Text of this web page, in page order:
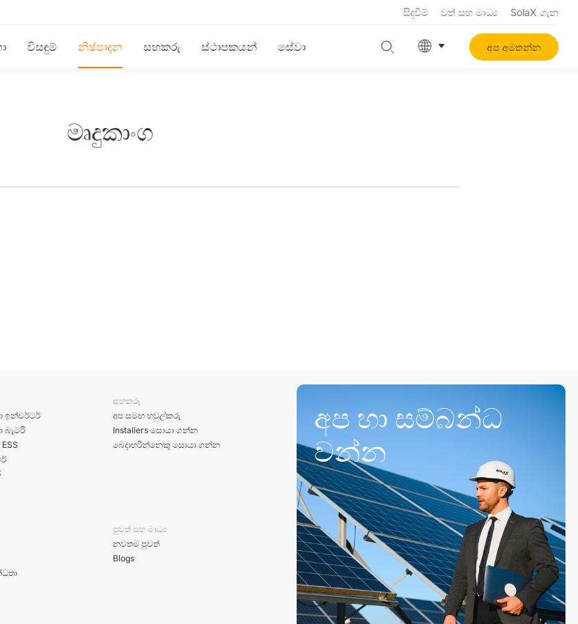
සිදුවීම් වත් සහ මාධ්‍ය SolaX ගැන
විසඳුම් නිෂ්පාදන සහකරු ස්ථාපකයන් සේවා අප අමතන්න
මෘදුකාංග
ඉන්වර්ටර්
බැටරි
සහකරු
අප සමඟ හවුල්කරු
Installers සොයා ගන්න
බෙදාහරින්නෙකු සොයා ගන්න
පුවත් සහ මාධ්‍ය
නවතම පුවත්
Blogs
අප හා සම්බන්ධ
වන්න